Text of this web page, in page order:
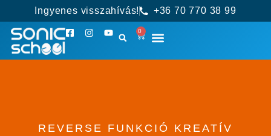
Ingyenes visszahívás! +36 70 770 38 99
0
REVERSE FUNKCIÓ KREATÍV